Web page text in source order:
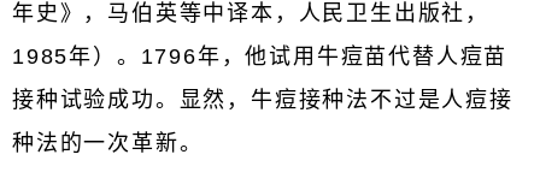
年史》，马伯英等中译本，人民卫生出版社，
1985年）。1796年，他试用牛痘苗代替人痘苗
接种试验成功。显然，牛痘接种法不过是人痘接
种法的一次革新。